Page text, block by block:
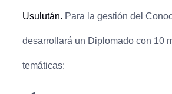
Usulután. Para la gestión del
desarrollará un Diplomado con 10
temáticas: